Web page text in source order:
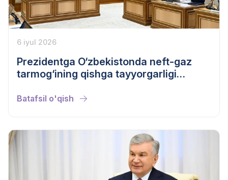
6 iyul 2026
Prezidentga O‘zbekistonda neft-gaz
tarmog‘ining qishga tayyorgarligi
Batafsil o'qish